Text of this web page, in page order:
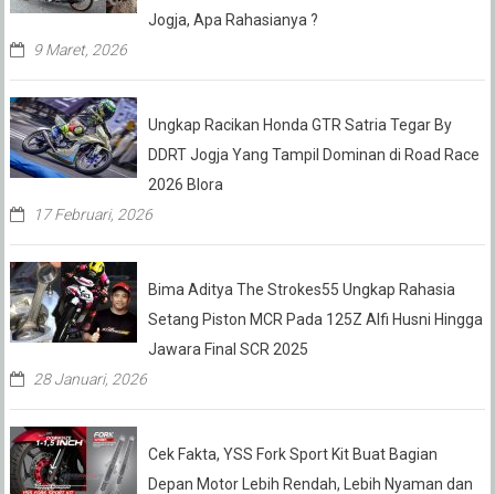
Jogja, Apa Rahasianya ?
9 Maret, 2026
Ungkap Racikan Honda GTR Satria Tegar By
DDRT Jogja Yang Tampil Dominan di Road Race
2026 Blora
17 Februari, 2026
Bima Aditya The Strokes55 Ungkap Rahasia
Setang Piston MCR Pada 125Z Alfi Husni Hingga
Jawara Final SCR 2025
28 Januari, 2026
Cek Fakta, YSS Fork Sport Kit Buat Bagian
Depan Motor Lebih Rendah, Lebih Nyaman dan